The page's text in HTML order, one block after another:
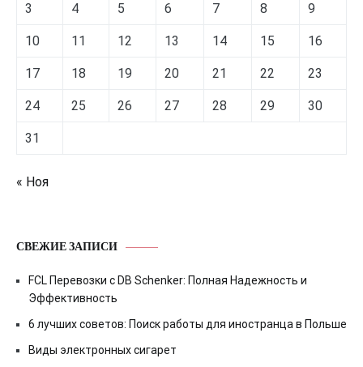
3 4 5 6 7 8 9
10 11 12 13 14 15 16
17 18 19 20 21 22 23
24 25 26 27 28 29 30
31
« Ноя
СВЕЖИЕ ЗАПИСИ
FCL Перевозки с DB Schenker: Полная Надежность и
Эффективность
6 лучших советов: Поиск работы для иностранца в Польше
Виды электронных сигарет